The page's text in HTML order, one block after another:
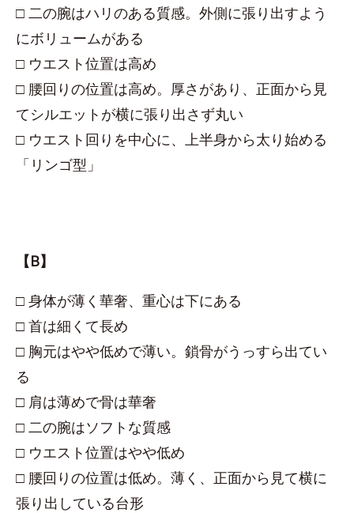
□ 二の腕はハリのある質感。外側に張り出すよう
にボリュームがある
□ ウエスト位置は高め
□ 腰回りの位置は高め。厚さがあり、正面から見
てシルエットが横に張り出さず丸い
□ ウエスト回りを中心に、上半身から太り始める
「リンゴ型」
【B】
□ 身体が薄く華奢、重心は下にある
□ 首は細くて長め
□ 胸元はやや低めで薄い。鎖骨がうっすら出てい
る
□ 肩は薄めで骨は華奢
□ 二の腕はソフトな質感
□ ウエスト位置はやや低め
□ 腰回りの位置は低め。薄く、正面から見て横に
張り出している台形